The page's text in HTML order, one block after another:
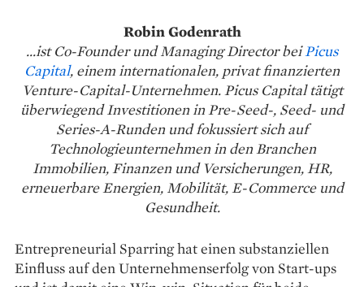
Robin Godenrath
...ist Co-Founder und Managing Director beiPicus
Capital, einem internationalen, privat finanzierten
Venture-Capital-Unternehmen. Picus Capital tätigt
überwiegend Investitionen in Pre-Seed-, Seed- und
Series-A-Runden und fokussiert sich auf
Technologieunternehmen in den Branchen
Immobilien, Finanzen und Versicherungen, HR,
erneuerbare Energien, Mobilität, E-Commerce und
Gesundheit.
Entrepreneurial Sparring hat einen sub­stanziellen
Einfluss auf den Unternehmenserfolg von Start-ups